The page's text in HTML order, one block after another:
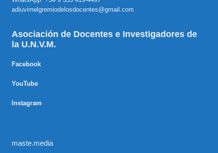
adiuvimelgremiodelosdocentes@gmail.com
Asociación de Docentes e Investigadores de
la U.N.V.M.
Facebook
YouTube
Instagram
maste.media